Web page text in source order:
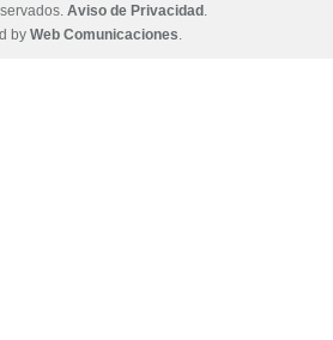
Aviso de Privacidad .
by Web Comunicaciones.